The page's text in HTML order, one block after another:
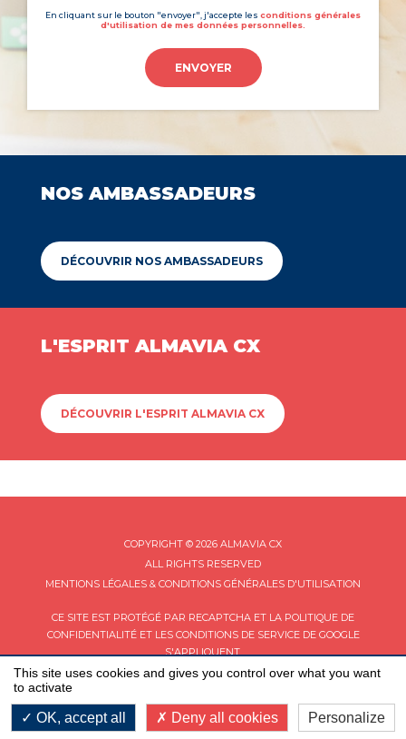
En cliquant sur le bouton "envoyer", j'accepte les conditions générales
d'utilisation de mes données personnelles.
ENVOYER
NOS AMBASSADEURS
DÉCOUVRIR NOS AMBASSADEURS
L'ESPRIT ALMAVIA CX
DÉCOUVRIR L'ESPRIT ALMAVIA CX
COPYRIGHT © 2026 ALMAVIA CX
ALL RIGHTS RESERVED
MENTIONS LÉGALES & CONDITIONS GÉNÉRALES D'UTILISATION
CE SITE EST PROTÉGÉ PAR RECAPTCHA ET LA POLITIQUE DE
CONFIDENTIALITÉET LES CONDITIONS DE SERVICEDE GOOGLE
S'APPLIQUENT.
This site uses cookies and gives you control over what you want
to activate
OK, accept all Deny all cookies Personalize